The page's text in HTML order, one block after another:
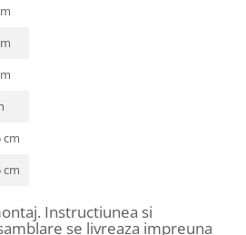
cm
cm
Instructiunea si
se livreaza impreuna